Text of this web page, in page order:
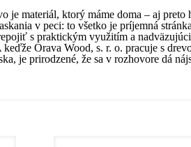
je materiál, ktorý máme doma – aj
v peci: to všetko je príjemná
s praktickým využitím a
keďže Orava Wood, s. r. o. pracuje s
je prirodzené, že sa v rozhovore dá